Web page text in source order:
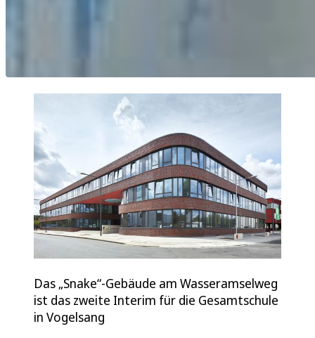
Das „Snake“-Gebäude am Wasseramselweg
ist das zweite Interim für die Gesamtschule
in Vogelsang